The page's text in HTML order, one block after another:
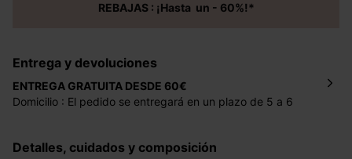
REBAJAS : ¡Hasta un - 60%!*
Entrega y devoluciones
ENTREGA GRATUITA DESDE 60€
Domicilio : El pedido se entregará en un plazo de 5 a 6
Mondial Relay : El pedido se entregará en un plazo de 5
Detalles, cuidados y composición